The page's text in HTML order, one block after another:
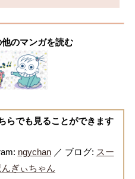
のマンガを読む
らでも見ることができます
ngychan／ ブログ: スー
ぎぃちゃん